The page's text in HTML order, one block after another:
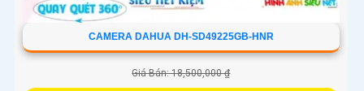
CAMERA DAHUA DH-SD49225GB-HNR
Giá Bán: 18,500,000 ₫